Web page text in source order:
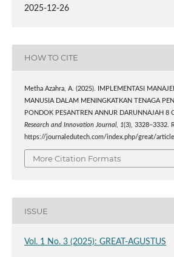
2025-12-26
HOW TO CITE
Metha Azahra, A. (2025). IMPLEMENTASI
MANUSIA DALAM MENINGKATKAN TENAGA
PONDOK PESANTREN ANNUR DARUNNAJAH 8
Research and Innovation Journal, 1(3), 3328–3332.
https://journaledutech.com/index.php/great/
More Citation Formats
ISSUE
Vol. 1 No. 3 (2025): GREAT-AGUSTUS